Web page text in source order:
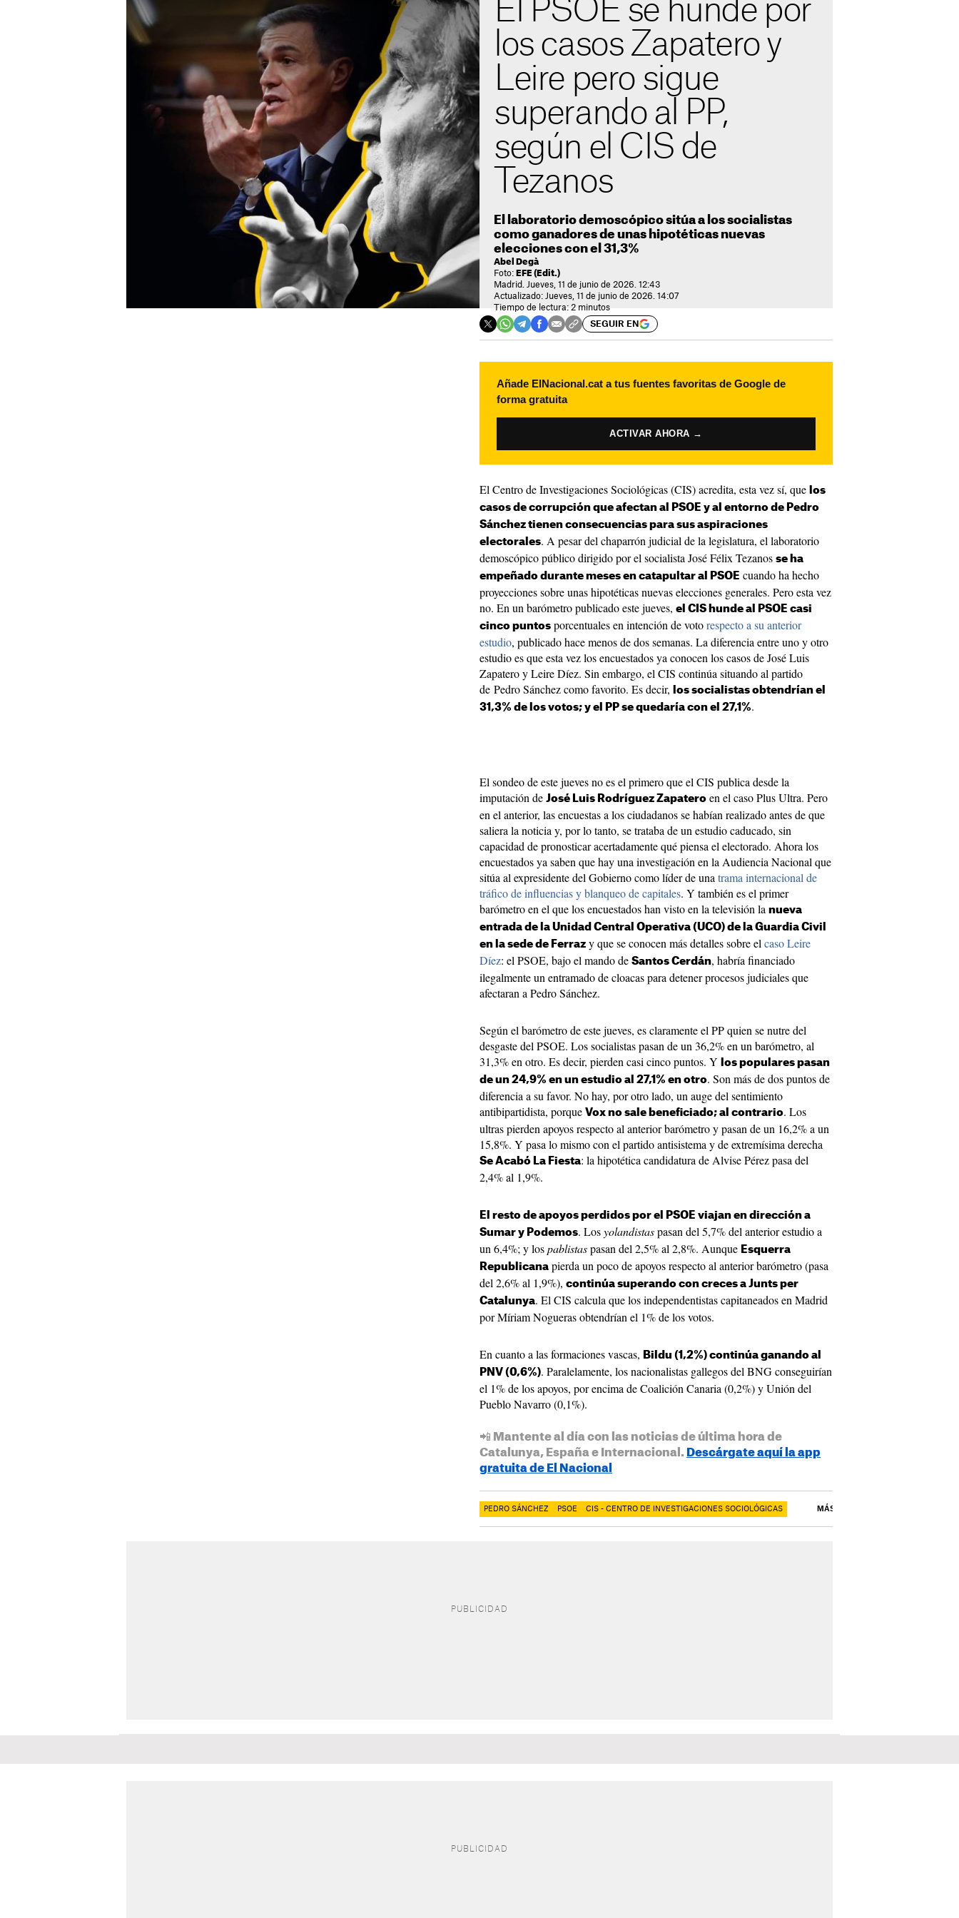
El PSOE se hunde por
los casos Zapatero y
Leire pero sigue
superando al PP,
según el CIS de
Tezanos
El laboratorio demoscópico sitúa a los socialistas
como ganadores de unas hipotéticas nuevas
elecciones con el 31,3%
Abel Degà
Foto: EFE (Edit.)
Madrid. Jueves, 11 de junio de 2026. 12:43
Actualizado: Jueves, 11 de junio de 2026. 14:07
Tiempo de lectura: 2 minutos
SEGUIR EN
Añade ElNacional.cat a tus fuentes favoritas de Google de
forma gratuita
ACTIVAR AHORA →
El Centro de Investigaciones Sociológicas (CIS) acredita, esta vez sí, que los
casos de corrupción que afectan al PSOE y al entorno de Pedro
Sánchez tienen consecuencias para sus aspiraciones
electorales. A pesar del chaparrón judicial de la legislatura, el laboratorio
demoscópico público dirigido por el socialista José Félix Tezanos se ha
empeñado durante meses en catapultar al PSOE cuando ha hecho
proyecciones sobre unas hipotéticas nuevas elecciones generales. Pero esta vez
no. En un barómetro publicado este jueves, el CIS hunde al PSOE casi
cinco puntos porcentuales en intención de votorespecto a su anterior
estudio, publicado hace menos de dos semanas. La diferencia entre uno y otro
estudio es que esta vez los encuestados ya conocen los casos de José Luis
Zapatero y Leire Díez. Sin embargo, el CIS continúa situando al partido
de Pedro Sánchez como favorito. Es decir,
los socialistas obtendrían el
31,3% de los votos; y el PP se quedaría con el 27,1%.
El sondeo de este jueves no es el primero que el CIS publica desde la
imputación de José Luis Rodríguez Zapatero en el caso Plus Ultra. Pero
en el anterior, las encuestas a los ciudadanos se habían realizado antes de que
saliera la noticia y, por lo tanto, se trataba de un estudio caducado, sin
capacidad de pronosticar acertadamente qué piensa el electorado. Ahora los
encuestados ya saben que hay una investigación en la Audiencia Nacional que
sitúa al expresidente del Gobierno como líder de una trama internacional de
tráfico de influencias y blanqueo de capitales. Y también es el primer
barómetro en el que los encuestados han visto en la televisión la nueva
entrada de la Unidad Central Operativa (UCO) de la Guardia Civil
en la sede de Ferraz y que se conocen más detalles sobre el caso Leire
Díez: el PSOE, bajo el mando de Santos Cerdán, habría financiado
ilegalmente un entramado de cloacas para detener procesos judiciales que
afectaran a Pedro Sánchez.
Según el barómetro de este jueves, es claramente el PP quien se nutre del
desgaste del PSOE. Los socialistas pasan de un 36,2% en un barómetro, al
31,3% en otro. Es decir, pierden casi cinco puntos. Y
los populares pasan
de un 24,9% en un estudio al 27,1% en otro. Son más de dos puntos de
diferencia a su favor. No hay, por otro lado, un auge del sentimiento
antibipartidista, porque Vox no sale beneficiado; al contrario. Los
ultras pierden apoyos respecto al anterior barómetro y pasan de un 16,2% a un
15,8%. Y pasa lo mismo con el partido antisistema y de extremísima derecha
Se Acabó La Fiesta: la hipotética candidatura de Alvise Pérez pasa del
2,4% al 1,9%.
El resto de apoyos perdidos por el PSOE viajan en dirección a
Sumar y Podemos. Losyolandistaspasan del 5,7% del anterior estudio a
un 6,4%; y lospablistaspasan del 2,5% al 2,8%. Aunque Esquerra
Republicana pierda un poco de apoyos respecto al anterior barómetro (pasa
del 2,6% al 1,9%), continúa superando con creces a Junts per
Catalunya. El CIS calcula que los independentistas capitaneados en Madrid
por Míriam Nogueras obtendrían el 1% de los votos.
En cuanto a las formaciones vascas, Bildu (1,2%) continúa ganando al
PNV (0,6%). Paralelamente, los nacionalistas gallegos del BNG conseguirían
el 1% de los apoyos, por encima de Coalición Canaria (0,2%) y Unión del
Pueblo Navarro (0,1%).
📲 Mantente al día con las noticias de última hora de
Catalunya, España e Internacional. Descárgate aquí la app
gratuita de El Nacional
PEDRO SÁNCHEZ PSOE CIS - CENTRO DE INVESTIGACIONES SOCIOLÓGICAS MÁS